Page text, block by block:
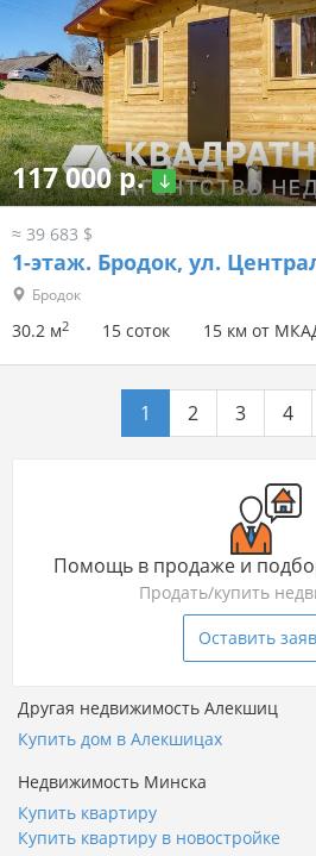
117 000 р.
≈ 39 683 $
1-этаж. Бродок, ул.
Бродок
30.2 м2 15 соток 15 км от
1 2 3 4
Помощь в продаже и
Продать/купить
Оставить
Другая недвижимость Алекшиц
Купить дом в Алекшицах
Недвижимость Минска
Купить квартиру
Купить квартиру в новостройке